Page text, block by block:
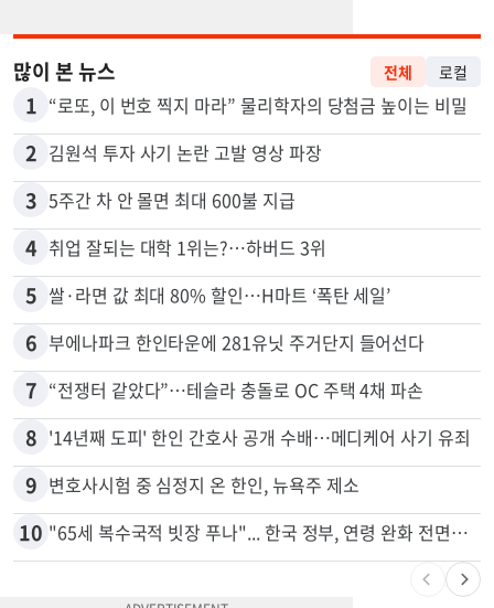
많이 본 뉴스
1 “로또, 이 번호 찍지 마라” 물리학자의 당첨금 높이는 비밀
2 김원석 투자 사기 논란 고발 영상 파장
3 5주간 차 안 몰면 최대 600불 지급
4 취업 잘되는 대학 1위는?…하버드 3위
5 쌀·라면 값 최대 80% 할인…H마트 ‘폭탄 세일’
6 부에나파크 한인타운에 281유닛 주거단지 들어선다
7 “전쟁터 같았다”…테슬라 충돌로 OC 주택 4채 파손
8 '14년째 도피' 한인 간호사 공개 수배…메디케어 사기 유죄
9 변호사시험 중 심정지 온 한인, 뉴욕주 제소
"65세 복수국적 빗장 푸나"... 한국 정부, 연령 완화 전면 추진